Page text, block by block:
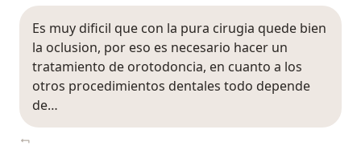
Es muy dificil que con la pura cirugia quede bien
la oclusion, por eso es necesario hacer un
tratamiento de orotodoncia, en cuanto a los
otros procedimientos dentales todo depende
de…